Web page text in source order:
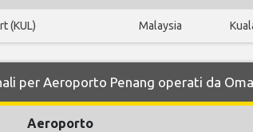
(KUL) Malaysia
per Aeroporto Penang operati da
Aeroporto